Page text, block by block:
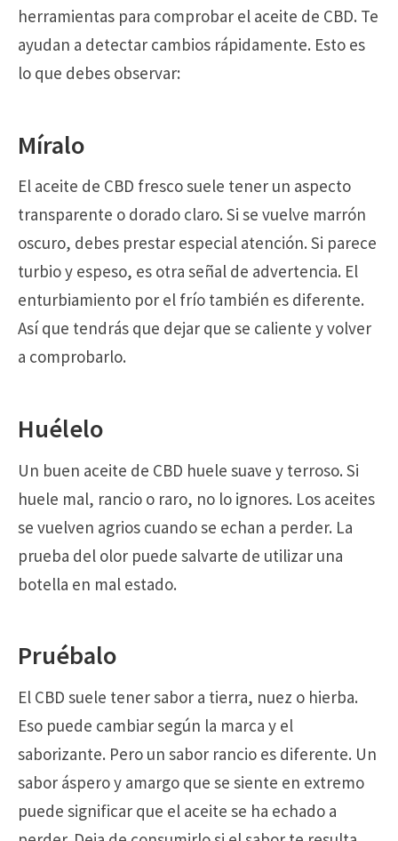
herramientas para comprobar el aceite de CBD. Te
ayudan a detectar cambios rápidamente. Esto es
lo que debes observar:
Míralo
El aceite de CBD fresco suele tener un aspecto
transparente o dorado claro. Si se vuelve marrón
oscuro, debes prestar especial atención. Si parece
turbio y espeso, es otra señal de advertencia. El
enturbiamiento por el frío también es diferente.
Así que tendrás que dejar que se caliente y volver
a comprobarlo.
Huélelo
Un buen aceite de CBD huele suave y terroso. Si
huele mal, rancio o raro, no lo ignores. Los aceites
se vuelven agrios cuando se echan a perder. La
prueba del olor puede salvarte de utilizar una
botella en mal estado.
Pruébalo
El CBD suele tener sabor a tierra, nuez o hierba.
Eso puede cambiar según la marca y el
saborizante. Pero un sabor rancio es diferente. Un
sabor áspero y amargo que se siente en extremo
puede significar que el aceite se ha echado a